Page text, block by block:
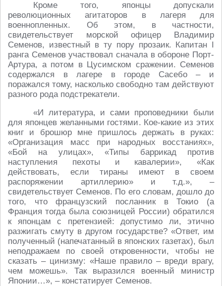
Кроме того, японцы допускали
революционных агитаторов в лагеря для
военнопленных. Об этом, в частности,
свидетельствует морской офицер Владимир
Семенов, известный в ту пору прозаик. Капитан I
ранга Семенов участвовал сначала в обороне Порт-
Артура, а потом в Цусимском сражении. Семенов
содержался в лагере в городе Сасебо – и
поражался тому, насколько свободно там действуют
разного рода подстрекатели.
«И литература, и сами проповедники были
для японцев желанными гостями. Кое-какие из этих
книг и брошюр мне пришлось держать в руках:
«Организация масс при народных восстаниях»,
«Бой на улицах», «Типы баррикад против
наступления пехоты и кавалерии», «Как
действовать, если тираны имеют в своем
распоряжении артиллерию» и т.д.», –
свидетельствует Семенов. По его словам, дошло до
того, что французский посланник в Токио (а
Франция тогда была союзницей России) обратился
к японцам с претензией: допустимо ли, этично
разжигать смуту в другом государстве? «Ответ, им
полученный (напечатанный в японских газетах), был
неподражаем по своей откровенности, чтобы не
сказать – цинизму: «Наше правило – вреди врагу,
чем можешь». Так выразился военный министр
Японии…», – констатирует Семенов.